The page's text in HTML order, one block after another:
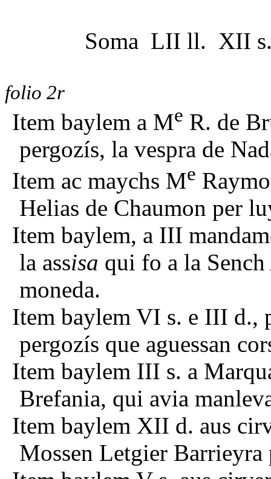
Soma LII ll. XII
folio 2r
Item baylem a Me R. de
pergozís, la vespra de
Item ac maychs Me
Helias de Chaumon per
Item baylem, a III
la assisa qui fo a la
moneda.
Item baylem VI s. e III d.,
pergozís que aguessan
Item baylem III s. a
Brefania, qui avia
Item baylem XII d. aus
Mossen Letgier Barrieyra